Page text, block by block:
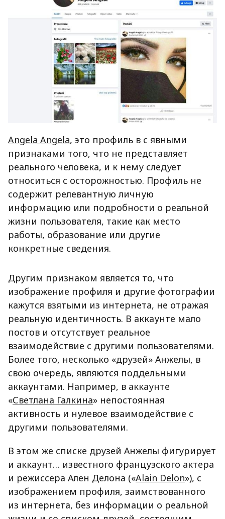
Angela Angela, это профиль в с явными
признаками того, что не представляет
реального человека, и к нему следует
относиться с осторожностью. Профиль не
содержит релевантную личную
информацию или подробности о реальной
жизни пользователя, такие как место
работы, образование или другие
конкретные сведения.
Другим признаком является то, что
изображение профиля и другие фотографии
кажутся взятыми из интернета, не отражая
реальную идентичность. В аккаунте мало
постов и отсутствует реальное
взаимодействие с другими пользователями.
Более того, несколько «друзей» Анжелы, в
свою очередь, являются поддельными
аккаунтами. Например, в аккаунте
«Светлана Галкина» непостоянная
активность и нулевое взаимодействие с
другими пользователями.
В этом же списке друзей Анжелы фигурирует
и аккаунт… известного французского актера
и режиссера Ален Делона («Alain Delon»), с
изображением профиля, заимствованного
из интернета, без информации о реальной